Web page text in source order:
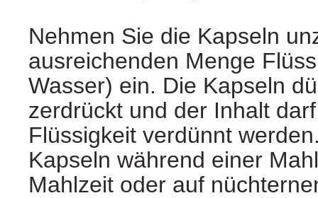
Nehmen Sie die Kapseln
ausreichenden Menge
Wasser) ein. Die Kapseln
zerdrückt und der Inhalt
Flüssigkeit verdünnt
Kapseln während einer
Mahlzeit oder auf